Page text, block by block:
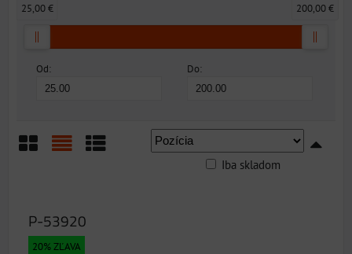
Od: Do:
25,00 € 200,00 €
Iba skladom
P-53920
20% ZĽAVA